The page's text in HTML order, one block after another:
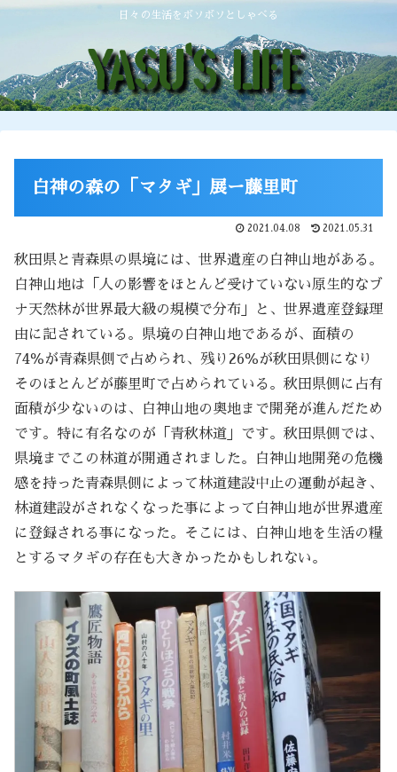
日々の生活をボソボソとしゃべる
白神の森の「マタギ」展ー藤里町
2021.04.08 2021.05.31
秋田県と青森県の県境には、世界遺産の白神山地がある。
白神山地は「人の影響をほとんど受けていない原生的なブ
ナ天然林が世界最大級の規模で分布」と、世界遺産登録理
由に記されている。県境の白神山地であるが、面積の
74％が青森県側で占められ、残り26％が秋田県側になり
そのほとんどが藤里町で占められている。秋田県側に占有
面積が少ないのは、白神山地の奥地まで開発が進んだため
です。特に有名なのが「青秋林道」です。秋田県側では、
県境までこの林道が開通されました。白神山地開発の危機
感を持った青森県側によって林道建設中止の運動が起き、
林道建設がされなくなった事によって白神山地が世界遺産
に登録される事になった。そこには、白神山地を生活の糧
とするマタギの存在も大きかったかもしれない。